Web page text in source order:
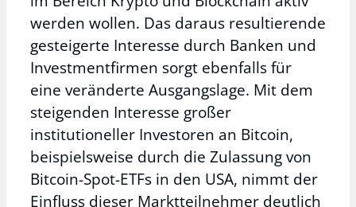
werden wollen. Das daraus resultierende
gesteigerte Interesse durch Banken und
Investmentfirmen sorgt ebenfalls für
eine veränderte Ausgangslage. Mit dem
steigenden Interesse großer
institutioneller Investoren an Bitcoin,
beispielsweise durch die Zulassung von
Bitcoin-Spot-ETFs in den USA, nimmt der
Einfluss dieser Marktteilnehmer deutlich